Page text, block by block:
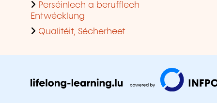
Perséinlech a berufflech
Entwécklung
Qualitéit, Sécherheet